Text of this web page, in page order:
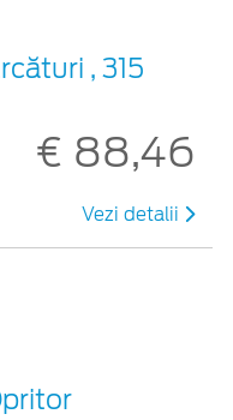
, 315
€ 88,46
Vezi detalii